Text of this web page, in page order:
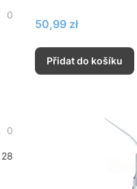
0
0
28
Cena
50,99 zł
Přidat do košíku